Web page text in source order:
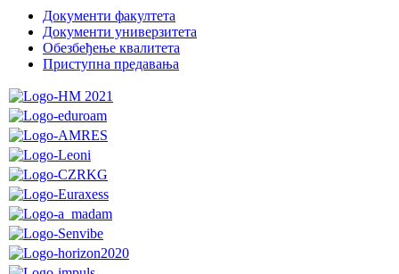
Документи факултета
Документи универзитета
Обезбеђење квалитета
Приступна предавања